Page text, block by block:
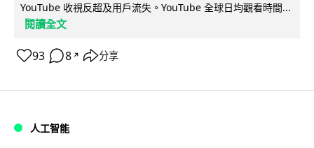
YouTube 收視反超及用戶流失。YouTube 全球日均觀看時間...
閱讀全文
93 8 ↗ 分享
人工智能